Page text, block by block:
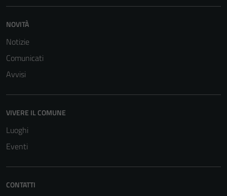
NOVITÀ
Notizie
Comunicati
Avvisi
VIVERE IL COMUNE
Luoghi
Eventi
CONTATTI